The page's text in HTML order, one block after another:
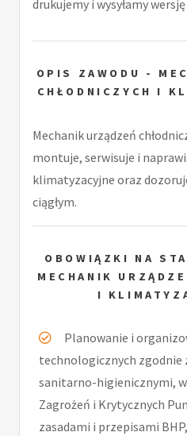
drukujemy i wysyłamy
OPIS ZAWODU -
CHŁODNICZYCH I
Mechanik urządzeń
montuje, serwisuje i
klimatyzacyjne oraz
ciągłym.
OBOWIĄZKI NA
MECHANIK
I
Planowanie i
technologicznych zgodnie
sanitarno-higienicznymi,
Zagrożeń i Krytycznych
zasadami i przepisami